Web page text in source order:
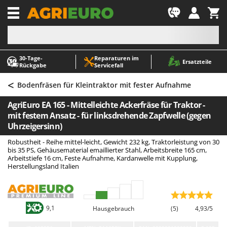
30‑Tage-
Rückgabe
Reparaturen im
Servicefall
Ersatzteile
-1
A
Abbeermaschinen - Traubenmühlen
Abfüllgeräte
Akku Gartenscheren
Akku Gras- und Strauchscheren
Akku-Stichsägen
Allzwecktransporter - Motorschubkarren
Alu-Teleskopleitern
Arbeitsschutzkleidung
Aschesauger
A
ABAC
AgriEuro Premium
AgriEuro TOP-LINE
AGT
Aima
Airmec
AL-KO
Alce
Alpina
< Bodenfräsen für Kleintraktor mit fester Aufnahme
AgriEuro EA 165 - Mittelleichte Ackerfräse für Traktor -
mit festem Ansatz - für linksdrehende Zapfwelle (gegen
Uhrzeigersinn)
Robustheit - Reihe mittel-leicht, Gewicht 232 kg, Traktorleistung von 30
bis 35 PS, Gehäusematerial emaillierter Stahl, Arbeitsbreite 165 cm,
Arbeitstiefe 16 cm, Feste Aufnahme, Kardanwelle mit Kupplung,
Herstellungsland Italien
9,1 Hausgebrauch (5) 4,93/5